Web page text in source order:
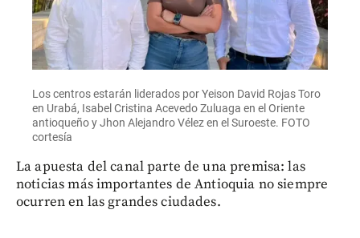
Los centros estarán liderados por Yeison David Rojas Toro
en Urabá, Isabel Cristina Acevedo Zuluaga en el Oriente
antioqueño y Jhon Alejandro Vélez en el Suroeste. FOTO
cortesía
La apuesta del canal parte de una premisa: las
noticias más importantes de Antioquia no siempre
ocurren en las grandes ciudades.